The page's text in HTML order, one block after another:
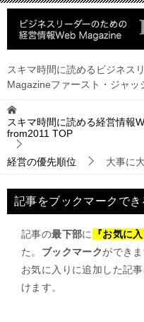
スキマ時間に読めるビジネス
Magazineファースト・ジャッ
スキマ時間に読める経営情報
from2011 TOP
経営の優先順位 大事に
記事をブックマークで
記事の最下部に 『お気に
た。 ブックマークができま
お気に入りに追加した記
けます。